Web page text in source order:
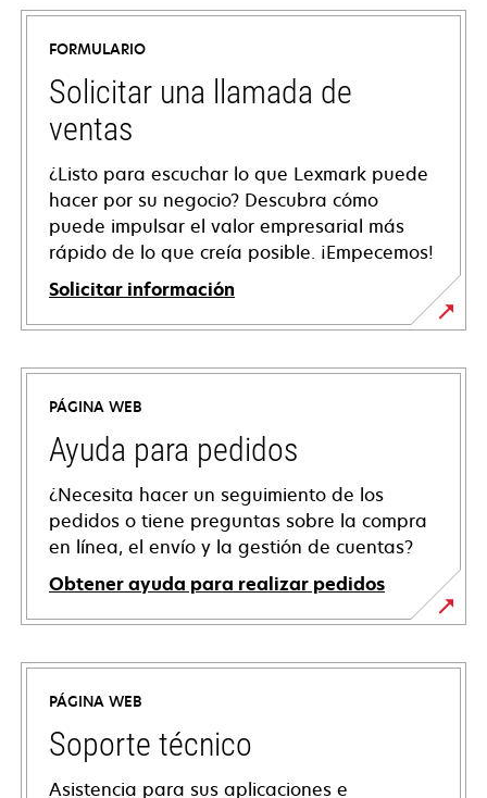
FORMULARIO
Solicitar una llamada de
ventas
¿Listo para escuchar lo que Lexmark puede
hacer por su negocio? Descubra cómo
puede impulsar el valor empresarial más
rápido de lo que creía posible. ¡Empecemos!
Solicitar información
PÁGINA WEB
Ayuda para pedidos
¿Necesita hacer un seguimiento de los
pedidos o tiene preguntas sobre la compra
en línea, el envío y la gestión de cuentas?
Obtener ayuda para realizar pedidos
PÁGINA WEB
Soporte técnico
Asistencia para sus aplicaciones e